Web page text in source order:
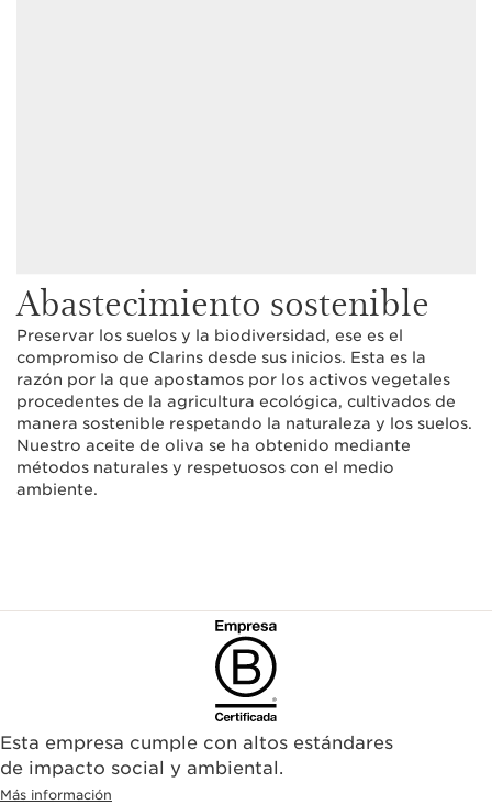
Abastecimiento sostenible
Preservar los suelos y la biodiversidad, ese es el
compromiso de Clarins desde sus inicios. Esta es la
razón por la que apostamos por los activos vegetales
procedentes de la agricultura ecológica, cultivados de
manera sostenible respetando la naturaleza y los suelos.
Nuestro aceite de oliva se ha obtenido mediante
métodos naturales y respetuosos con el medio
ambiente.
Esta empresa cumple con altos estándares
de impacto social y ambiental.
Más información